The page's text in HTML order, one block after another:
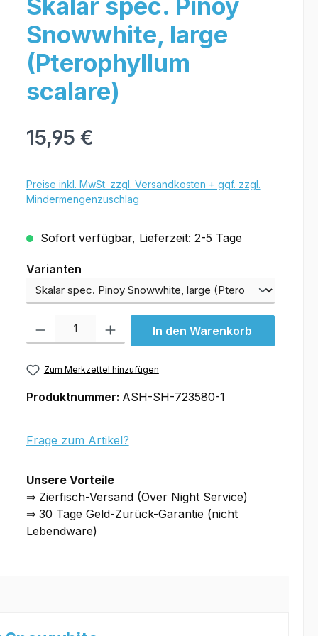
Skalar spec. Pinoy
Snowwhite, large
(Pterophyllum
scalare)
15,95 €
Preise inkl. MwSt. zzgl. Versandkosten + ggf. zzgl.
Mindermengenzuschlag
Sofort verfügbar, Lieferzeit: 2-5 Tage
Varianten
Varianten
In den Warenkorb
Zum Merkzettel hinzufügen
Produktnummer: ASH-SH-723580-1
Frage zum Artikel?
Unsere Vorteile
⇒ Zierfisch-Versand (Over Night Service)
⇒ 30 Tage Geld-Zurück-Garantie (nicht
Lebendware)